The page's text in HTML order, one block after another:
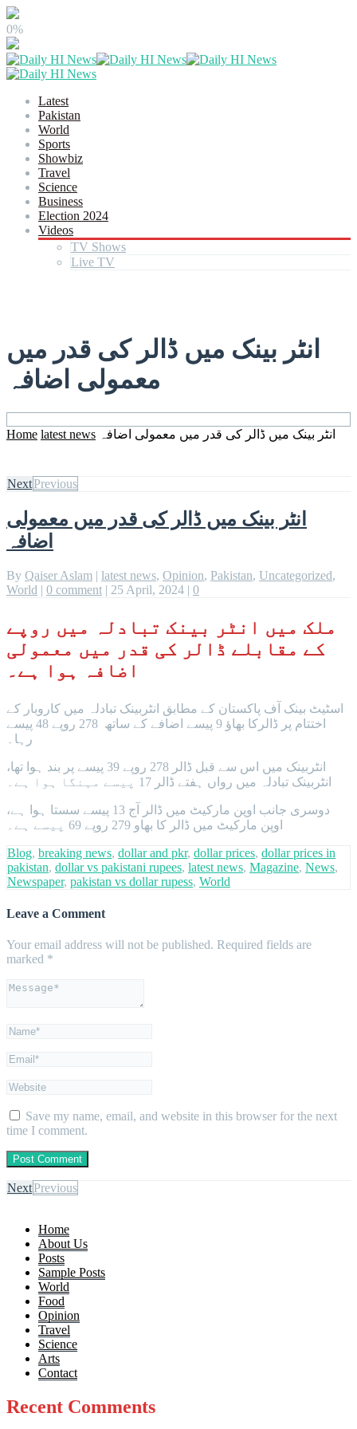
0%
Latest
Pakistan
World
Sports
Showbiz
Travel
Science
Business
Election 2024
Videos
TV Shows
Live TV
انٹر بینک میں ڈالر کی قدر میں
معمولی اضافہ
Home latest news انٹر بینک میں ڈالر کی قدر میں معمولی اضافہ
NextPrevious
انٹر بینک میں ڈالر کی قدر میں معمولی
اضافہ
By Qaiser Aslam | latest news, Opinion, Pakistan, Uncategorized,
World | 0 comment | 25 April, 2024 | 0
ملک میں انٹر بینک تبادلہ میں روپے
کے مقابلے ڈالر کی قدر میں معمولی
اضافہ ہوا ہے۔
اسٹیٹ بینک آف پاکستان کے مطابق انٹربینک تبادلہ میں کاروبار کے
اختتام پر ڈالرکا بھاؤ 9 پیسے اضافے کے ساتھ 278 روپے 48 پیسے
انٹربینک میں اس سے قبل ڈالر 278 روپے 39 پیسے پر بند ہوا تھا،
دوسری جانب اوپن مارکیٹ میں ڈالر آج 13 پیسے سستا ہوا ہے،
اوپن مارکیٹ میں ڈالر کا بھاو 279 روپے 69 پیسے ہے۔
Blog, breaking news, dollar and pkr, dollar prices, dollar prices in
pakistan, dollar vs pakistani rupees, latest news, Magazine, News,
Newspaper, pakistan vs dollar rupess, World
Leave a Comment
Your email address will not be published. Required fields are
marked *
Save my name, email, and website in this browser for the next
time I comment.
NextPrevious
Home
About Us
Posts
Sample Posts
World
Food
Opinion
Travel
Science
Arts
Contact
Recent Comments